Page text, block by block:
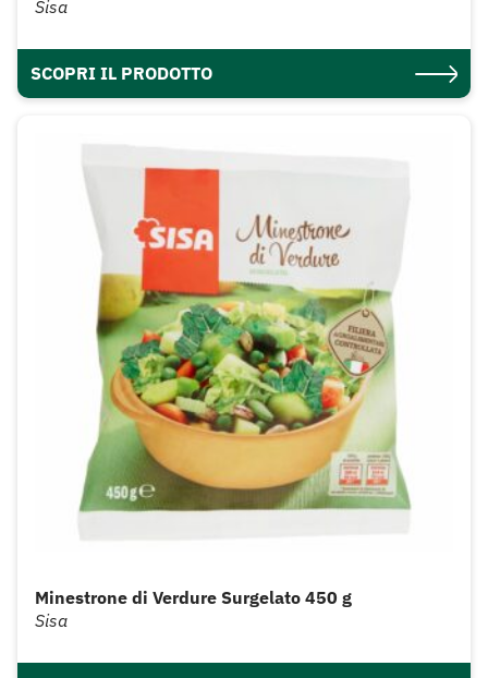
Sisa
SCOPRI IL PRODOTTO
Minestrone di Verdure Surgelato 450 g
Sisa